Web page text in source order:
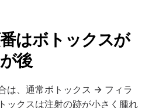
はボトックスが
後
は、通常ボトックス → フィラ
ックスは注射の跡が小さく腫れ